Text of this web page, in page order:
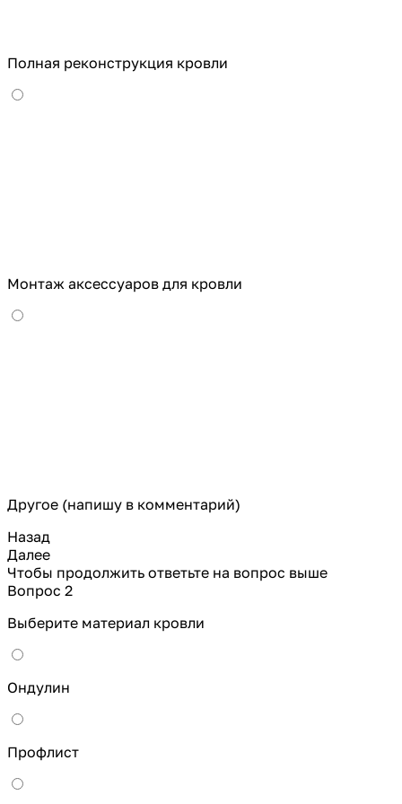
Полная реконструкция кровли
Монтаж аксессуаров для кровли
Другое (напишу в комментарий)
Назад
Далее
Чтобы продолжить ответьте на вопрос выше
Вопрос 2
Выберите материал кровли
Ондулин
Профлист